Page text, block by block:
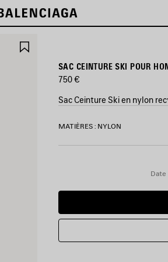
FAVORISSAC CEINTURE SKI POUR
750 €
Sac Ceinture Ski en nylon
COULEURS
MATIÈRES : NYLON